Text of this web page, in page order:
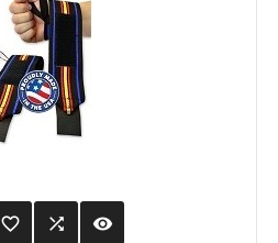
favorite_border  visibility